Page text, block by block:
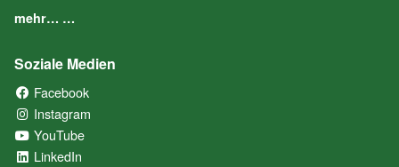
mehr… …
Soziale Medien
Facebook
Instagram
YouTube
LinkedIn